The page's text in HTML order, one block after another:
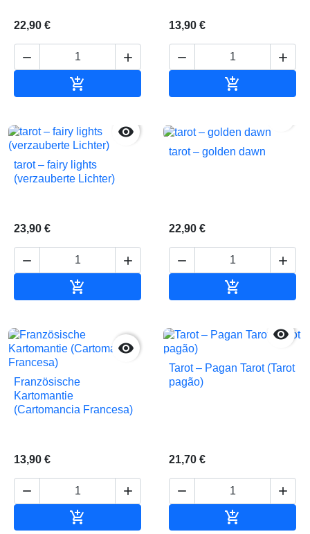
22,90 €
 

13,90 €
 


tarot – fairy lights
(verzauberte Lichter)
23,90 €
 

tarot – golden dawn
22,90 €
 


Französische
Kartomantie
(Cartomancia Francesa)
13,90 €
 


Tarot – Pagan Tarot (Tarot
pagão)
21,70 €
 
